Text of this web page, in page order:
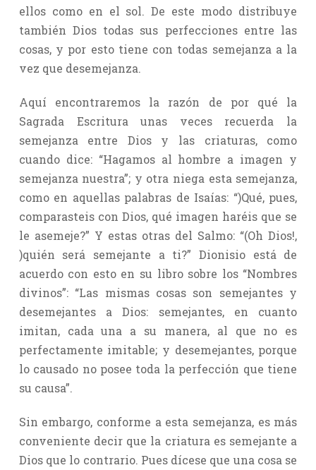
ellos como en el sol. De este modo distribuye
también Dios todas sus perfecciones entre las
cosas, y por esto tiene con todas semejanza a la
vez que desemejanza.
Aquí encontraremos la razón de por qué la
Sagrada Escritura unas veces recuerda la
semejanza entre Dios y las criaturas, como
cuando dice: “Hagamos al hombre a imagen y
semejanza nuestra”; y otra niega esta semejanza,
como en aquellas palabras de Isaías: “)Qué, pues,
comparasteis con Dios, qué imagen haréis que se
le asemeje?” Y estas otras del Salmo: “(Oh Dios!,
)quién será semejante a ti?” Dionisio está de
acuerdo con esto en su libro sobre los “Nombres
divinos”: “Las mismas cosas son semejantes y
desemejantes a Dios: semejantes, en cuanto
imitan, cada una a su manera, al que no es
perfectamente imitable; y desemejantes, porque
lo causado no posee toda la perfección que tiene
su causa”.
Sin embargo, conforme a esta semejanza, es más
conveniente decir que la criatura es semejante a
Dios que lo contrario. Pues dícese que una cosa se